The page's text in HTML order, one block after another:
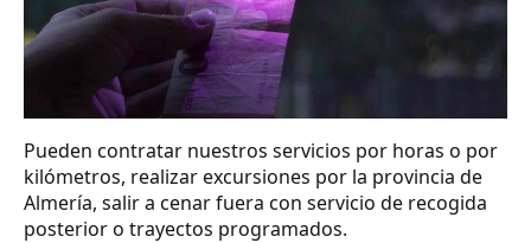
Pueden contratar nuestros servicios por horas o por
kilómetros, realizar excursiones por la provincia de
Almería, salir a cenar fuera con servicio de recogida
posterior o trayectos programados.